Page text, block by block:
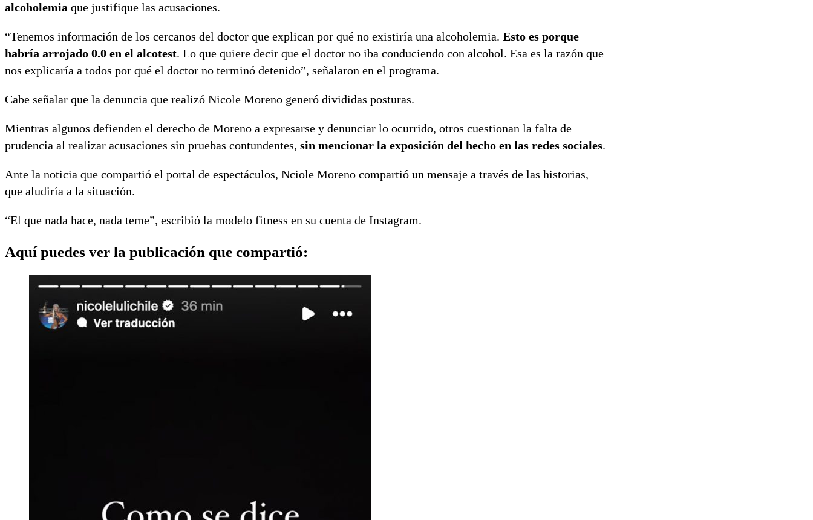
alcoholemia que justifique las acusaciones.
“Tenemos información de los cercanos del doctor que explican por qué no existiría una alcoholemia. Esto es porque
habría arrojado 0.0 en el alcotest. Lo que quiere decir que el doctor no iba conduciendo con alcohol. Esa es la razón que
nos explicaría a todos por qué el doctor no terminó detenido”, señalaron en el programa.
Cabe señalar que la denuncia que realizó Nicole Moreno generó divididas posturas.
Mientras algunos defienden el derecho de Moreno a expresarse y denunciar lo ocurrido, otros cuestionan la falta de
prudencia al realizar acusaciones sin pruebas contundentes, sin mencionar la exposición del hecho en las redes sociales.
Ante la noticia que compartió el portal de espectáculos, Nciole Moreno compartió un mensaje a través de las historias,
que aludiría a la situación.
“El que nada hace, nada teme”, escribió la modelo fitness en su cuenta de Instagram.
Aquí puedes ver la publicación que compartió: